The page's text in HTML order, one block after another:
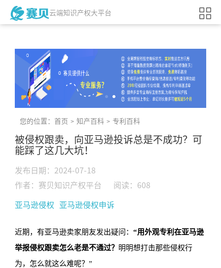
云端知识产权大平台
您的位置： 首页 > 知产百科 > 专利百科
被侵权跟卖，向亚马逊投诉总是不成功？可
能踩了这几大坑！
发布日期：2024-07-18
作者：赛贝知识产权平台
阅读：608
亚马逊侵权 亚马逊侵权申诉
近期，有亚马逊卖家朋友发出疑问： “用外观专利在亚马逊
举报侵权跟卖怎么老是不通过？ 明明想打击那些侵权行
为，怎么就这么难呢？”